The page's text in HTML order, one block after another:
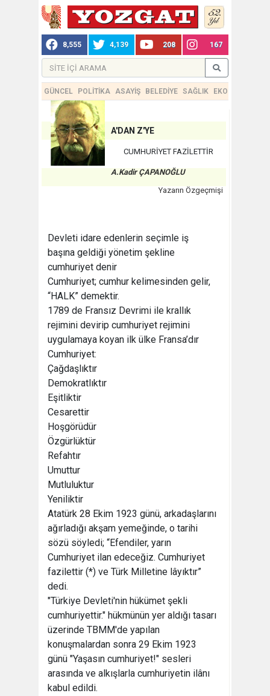
8,555 4,139 208 167
GÜNCEL POLİTİKA ASAYİŞ BELEDİYE SAĞLIK EKONOMİ
A'DAN Z'YE
CUMHURİYET FAZİLETTİR
A.Kadir ÇAPANOĞLU
Yazarın Özgeçmişi
Devleti idare edenlerin seçimle iş
başına geldiği yönetim şekline
cumhuriyet denir
Cumhuriyet; cumhur kelimesinden gelir,
“HALK” demektir.
1789 de Fransız Devrimi ile krallık
rejimini devirip cumhuriyet rejimini
uygulamaya koyan ilk ülke Fransa’dır
Cumhuriyet:
Çağdaşlıktır
Demokratlıktır
Eşitliktir
Cesarettir
Hoşgörüdür
Özgürlüktür
Refahtır
Umuttur
Mutluluktur
Yeniliktir
Atatürk 28 Ekim 1923 günü, arkadaşlarını
ağırladığı akşam yemeğinde, o tarihi
sözü söyledi; “Efendiler, yarın
Cumhuriyet ilan edeceğiz. Cumhuriyet
fazilettir (*) ve Türk Milletine lâyıktır”
dedi.
"Türkiye Devleti'nin hükümet şekli
cumhuriyettir." hükmünün yer aldığı tasarı
üzerinde TBMM'de yapılan
konuşmalardan sonra 29 Ekim 1923
günü "Yaşasın cumhuriyet!" sesleri
arasında ve alkışlarla cumhuriyetin ilânı
kabul edildi.